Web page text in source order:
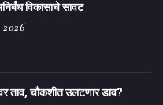
विकासाचे सावट
वर ताव, चौकशीत उलटणार डाव?